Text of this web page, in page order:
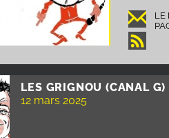
LE
LES GRIGNOU (CANAL G)
12 mars 2025